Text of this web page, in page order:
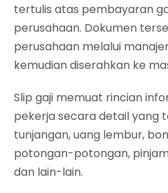
tertulis atas pembayaran
perusahaan. Dokumen
perusahaan melalui
kemudian diserahkan ke
Slip gaji memuat rincian
pekerja secara detail yang
tunjangan, uang lembur,
potongan-potongan,
dan lain-lain.